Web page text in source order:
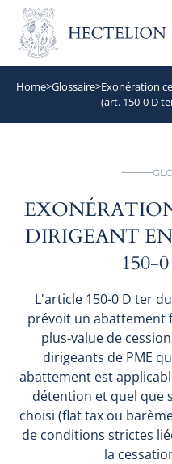
Home>Glossaire>Exonération
(art. 150-0 D
DIRIGEANT
150-
L'article 150-0 D ter
prévoit un abattement
plus-value de
dirigeants de PME
abattement est
détention et quel que
choisi (flat tax ou
de conditions strictes
la